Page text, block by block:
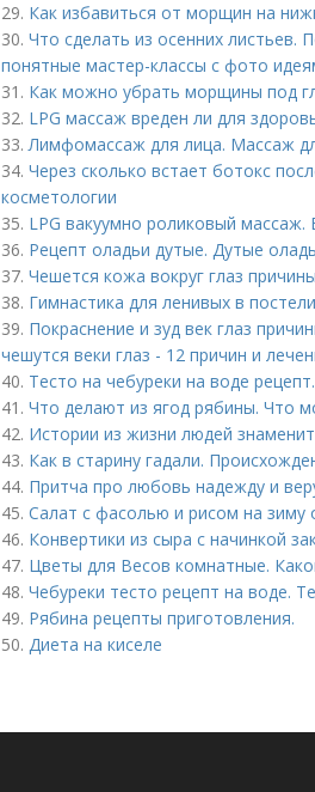
29. Как избавиться от морщин на
30. Что сделать из осенних листьев.
понятные мастер-классы с фото
31. Как можно убрать морщины под
32. LPG массаж вреден ли для
33.Лимфомассаж для лица. Массаж
34. Через сколько встает ботокс
косметологии
35. LPG вакуумно роликовый
36. Рецепт оладьи дутые. Дутые
37. Чешется кожа вокруг глаз причины
38. Гимнастика для ленивых в
39. Покраснение и зуд век глаз
чешутся веки глаз - 12 причин и
40. Тесто на чебуреки на воде
41. Что делают из ягод рябины. Что
42. Истории из жизни людей
43. Как в старину гадали.
44. Притча про любовь надежду и
45. Салат с фасолью и рисом на зиму
46. Конвертики из сыра с начинкой
47. Цветы для Весов комнатные.
48. Чебуреки тесто рецепт на воде.
49. Рябина рецепты приготовления.
50. Диета на киселе